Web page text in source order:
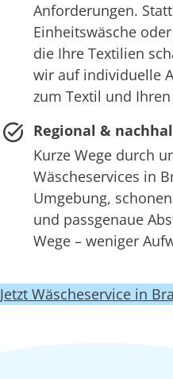
Anforderungen.
Einheitswäsche
die Ihre Textilien
wir auf individuelle
zum Textil und
Regional &
Kurze Wege durch
Wäscheservices in
Umgebung,
und passgenaue
Wege – weniger
Jetzt Wäscheservice in